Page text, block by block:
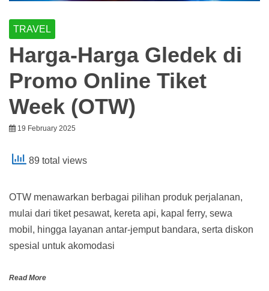
TRAVEL
Harga-Harga Gledek di
Promo Online Tiket
Week (OTW)
19 February 2025
89 total views
OTW menawarkan berbagai pilihan produk perjalanan,
mulai dari tiket pesawat, kereta api, kapal ferry, sewa
mobil, hingga layanan antar-jemput bandara, serta diskon
spesial untuk akomodasi
Read More